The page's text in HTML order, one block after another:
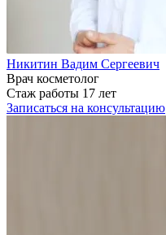
Никитин Вадим Сергеевич
Врач косметолог
Стаж работы 17 лет
Записаться на консультацию